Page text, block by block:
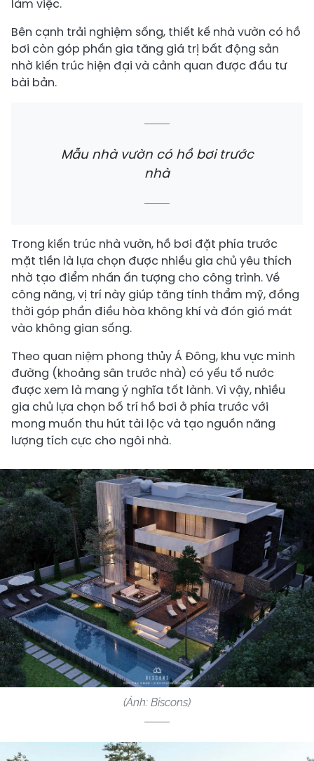
làm việc.
Bên cạnh trải nghiệm sống, thiết kế nhà vườn có hồ
bơi còn góp phần gia tăng giá trị bất động sản
nhờ kiến trúc hiện đại và cảnh quan được đầu tư
bài bản.
Mẫu nhà vườn có hồ bơi trước
nhà
Trong kiến trúc nhà vườn, hồ bơi đặt phía trước
mặt tiền là lựa chọn được nhiều gia chủ yêu thích
nhờ tạo điểm nhấn ấn tượng cho công trình. Về
công năng, vị trí này giúp tăng tính thẩm mỹ, đồng
thời góp phần điều hòa không khí và đón gió mát
vào không gian sống.
Theo quan niệm phong thủy Á Đông, khu vực minh
đường (khoảng sân trước nhà) có yếu tố nước
được xem là mang ý nghĩa tốt lành. Vì vậy, nhiều
gia chủ lựa chọn bố trí hồ bơi ở phía trước với
mong muốn thu hút tài lộc và tạo nguồn năng
lượng tích cực cho ngôi nhà.
(Ảnh: Biscons)